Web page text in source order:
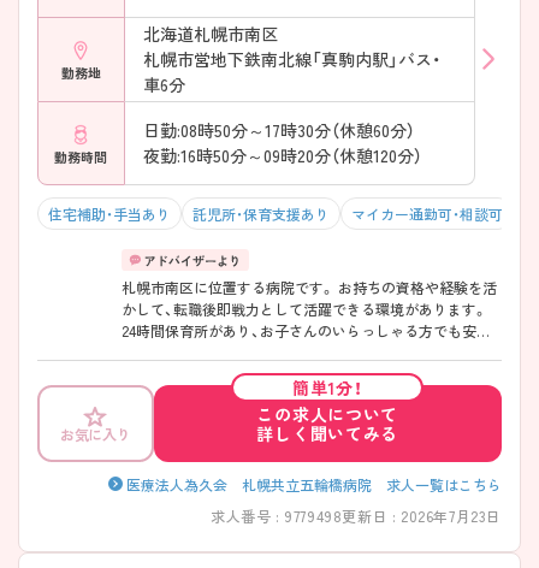
勤務地
北海道札幌市南区
札幌市営地下鉄南北線「真駒内駅」バス・
車6分
勤務時間
日勤:08時50分～17時30分（休憩60分）
夜勤:16時50分～09時20分（休憩120分）
住宅補助・手当あり 託児所・保育支援あり マイカー通勤可・相談可
札幌市南区に位置する病院です。 お持ちの資格や経験を活
かして、転職後即戦力として活躍できる環境があります。
24時間保育所があり、お子さんのいらっしゃる方でも安心
お気に入り
簡単1分！
この求人について
詳しく聞いてみる
医療法人為久会 札幌共立五輪橋病院 求人一覧はこちら
求人番号 : 9779498更新日 : 2026年7月23日